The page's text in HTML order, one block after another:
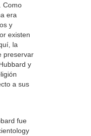
Como
era
y
existen
la
preservar
y
a sus
fue